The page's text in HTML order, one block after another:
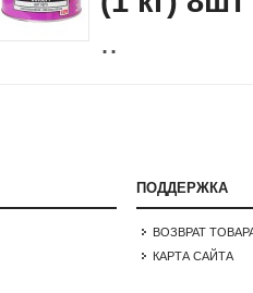
..
ПОДДЕРЖКА
ВОЗВРАТ
КАРТА САЙТА